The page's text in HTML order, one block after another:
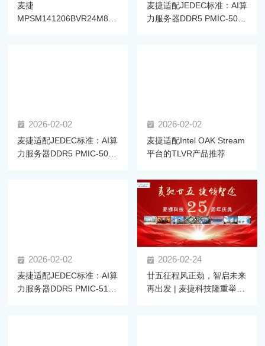
麦捷
MPSM141206BVR24M86-
麦捷适配JEDEC标准：AI算
力服务器DDR5 PMIC-5020
2026-02-02
麦捷适配JEDEC标准：AI算
力服务器DDR5 PMIC-5030
2026-02-02
麦捷适配Intel OAK Stream
平台的TLVR产品推荐
2026-02-02
麦捷适配JEDEC标准：AI算
力服务器DDR5 PMIC-5100
2026-02-24
廿五征程风正劲，智启未来
再出发 | 麦捷科技隆重举行